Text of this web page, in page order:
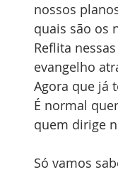
nossos
quais são os
Reflita
evangelho
Agora que já
É normal
quem dirige
Só vamos